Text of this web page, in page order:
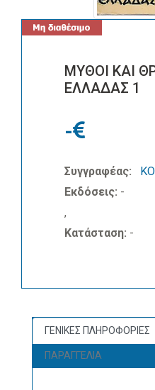
ΜΥΘΟΙ ΚΑΙ
ΕΛΛΑΔΑΣ 1
-
Συγγραφέας:
Εκδόσεις: -
,
Κατάσταση: -
ΓΕΝΙΚΕΣ ΠΛΗΡΟΦΟΡΙΕΣ
ΠΑΡΑΓΓΕΛΙΑ